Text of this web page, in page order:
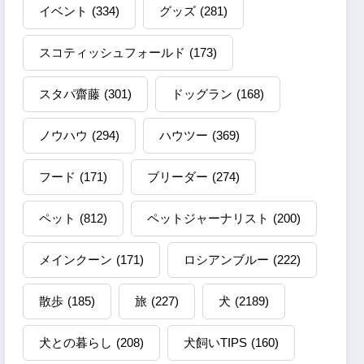
イベント (334) グッズ (281)
スコティッシュフォールド (173)
スタパ齋藤 (301) ドッグラン (168)
ノウハウ (294) ハウツー (369)
フード (171) ブリーダー (274)
ペット (812) ペットジャーナリスト (200)
メインクーン (171) ロシアンブルー (222)
散歩 (185) 旅 (227) 犬 (2189)
犬との暮らし (208) 犬飼いTIPS (160)